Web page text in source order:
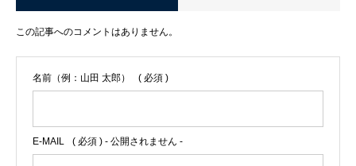
この記事へのコメントはありません。
名前（例：山田 太郎） ( 必須 )
E-MAIL ( 必須 ) - 公開されません -